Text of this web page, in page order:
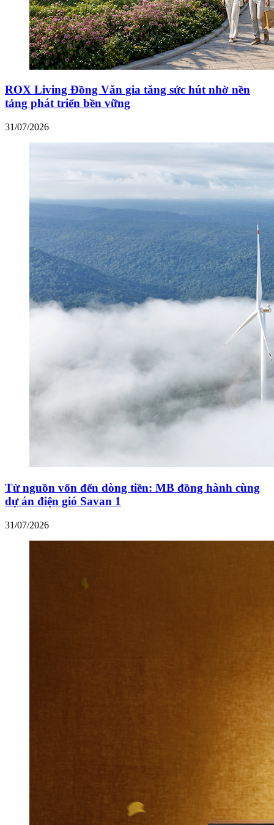
ROX Living Đồng Văn gia tăng sức hút nhờ nền
tảng phát triển bền vững
31/07/2026
Từ nguồn vốn đến dòng tiền: MB đồng hành cùng
dự án điện gió Savan 1
31/07/2026